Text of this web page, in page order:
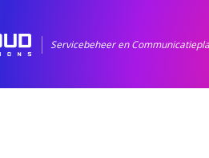
Servicebeheer en